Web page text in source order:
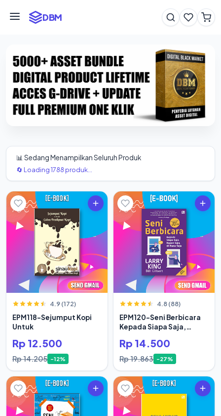
DBM
📊 Sedang Menampilkan Seluruh Produk
🔄 Loading 1788 produk...
4.9 (172)
EPM118-Sejumput Kopi
Untuk
Rp 12.500
Rp 14.205 -12%
4.8 (88)
EPM120-Seni Berbicara
Kepada Siapa Saja,
Rp 14.500
Rp 19.863 -27%